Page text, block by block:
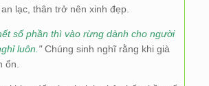
lạc, thân trở nên xinh đẹp.
số phần thì vào rừng dành cho người
luôn. "Chúng sinh nghĩ rằng khi già
ổn.